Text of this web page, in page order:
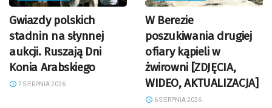
Gwiazdy polskich
stadnin na słynnej
aukcji. Ruszają Dni
Konia Arabskiego
7 SIERPNIA 2026
W Berezie
poszukiwania drugiej
ofiary kąpieli w
żwirowni [ZDJĘCIA,
WIDEO, AKTUALIZACJA]
6 SIERPNIA 2026